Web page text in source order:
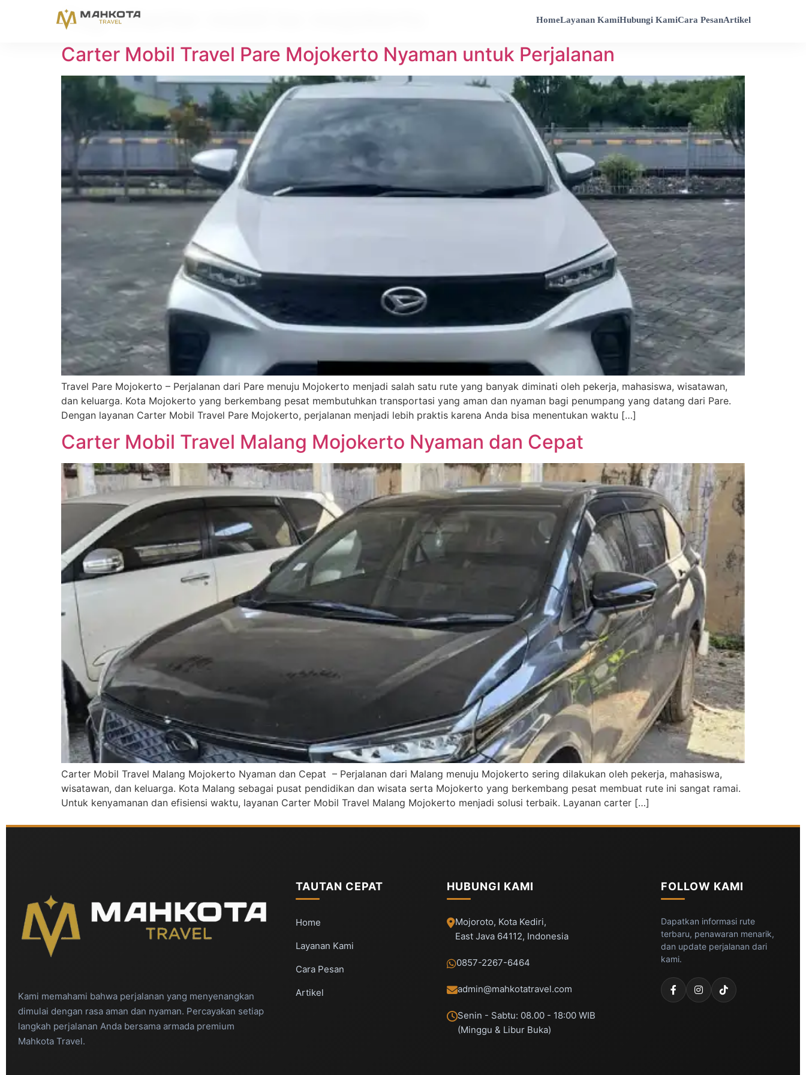
HomeLayanan KamiHubungi KamiCara PesanArtikel
Tag:charter mobil ke mojokerto
Carter Mobil Travel Pare Mojokerto Nyaman untuk Perjalanan
Travel Pare Mojokerto – Perjalanan dari Pare menuju Mojokerto menjadi salah satu rute yang banyak diminati oleh pekerja, mahasiswa, wisatawan,
dan keluarga. Kota Mojokerto yang berkembang pesat membutuhkan transportasi yang aman dan nyaman bagi penumpang yang datang dari Pare.
Dengan layanan Carter Mobil Travel Pare Mojokerto, perjalanan menjadi lebih praktis karena Anda bisa menentukan waktu […]
Carter Mobil Travel Malang Mojokerto Nyaman dan Cepat
Carter Mobil Travel Malang Mojokerto Nyaman dan Cepat – Perjalanan dari Malang menuju Mojokerto sering dilakukan oleh pekerja, mahasiswa,
wisatawan, dan keluarga. Kota Malang sebagai pusat pendidikan dan wisata serta Mojokerto yang berkembang pesat membuat rute ini sangat ramai.
Untuk kenyamanan dan efisiensi waktu, layanan Carter Mobil Travel Malang Mojokerto menjadi solusi terbaik. Layanan carter […]
Kami memahami bahwa perjalanan yang menyenangkan
dimulai dengan rasa aman dan nyaman. Percayakan setiap
langkah perjalanan Anda bersama armada premium
Mahkota Travel.
TAUTAN CEPAT
Home
Layanan Kami
Cara Pesan
Artikel
HUBUNGI KAMI
Mojoroto, Kota Kediri,
East Java 64112, Indonesia
0857-2267-6464
admin@mahkotatravel.com
Senin - Sabtu: 08.00 - 18:00 WIB
(Minggu & Libur Buka)
FOLLOW KAMI
Dapatkan informasi rute
terbaru, penawaran menarik,
dan update perjalanan dari
kami.